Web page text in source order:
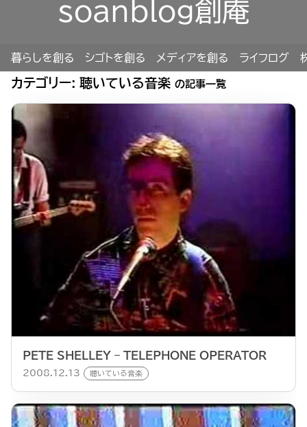
soanblog創庵
暮らしを創る シゴトを創る メディアを創る ライフログ
カテゴリー: 聴いている音楽 の記事一覧
PETE SHELLEY – TELEPHONE OPERATOR
2008.12.13 聴いている音楽